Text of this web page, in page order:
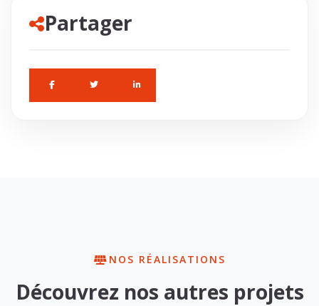
Partager
NOS RÉALISATIONS
Découvrez nos autres projets